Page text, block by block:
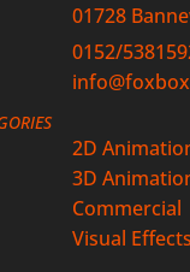
01728
0152/
2D
3D
Commercial
Visual Effects